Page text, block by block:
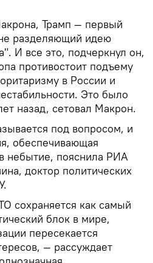
Трамп — первый
разделяющий идею
И все это, подчеркнул он,
противостоит подъему
в России и
Это было
назад, сетовал Макрон.
под вопросом, и
обеспечивающая
небытие, пояснила РИА
доктор политических
сохраняется как самый
блок в мире,
пересекается
— рассуждает